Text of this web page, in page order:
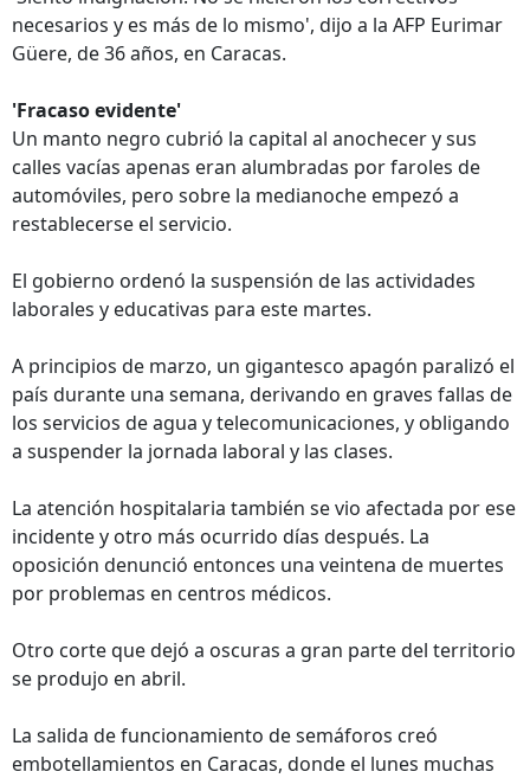
necesarios y es más de lo mismo', dijo a la AFP Eurimar
Güere, de 36 años, en Caracas.
'Fracaso evidente'
Un manto negro cubrió la capital al anochecer y sus
calles vacías apenas eran alumbradas por faroles de
automóviles, pero sobre la medianoche empezó a
restablecerse el servicio.
El gobierno ordenó la suspensión de las actividades
laborales y educativas para este martes.
A principios de marzo, un gigantesco apagón paralizó el
país durante una semana, derivando en graves fallas de
los servicios de agua y telecomunicaciones, y obligando
a suspender la jornada laboral y las clases.
La atención hospitalaria también se vio afectada por ese
incidente y otro más ocurrido días después. La
oposición denunció entonces una veintena de muertes
por problemas en centros médicos.
Otro corte que dejó a oscuras a gran parte del territorio
se produjo en abril.
La salida de funcionamiento de semáforos creó
embotellamientos en Caracas, donde el lunes muchas